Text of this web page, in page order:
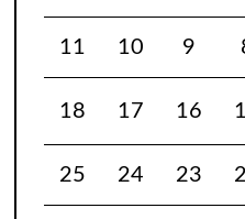
9
10
11
16
17
18
23
24
25